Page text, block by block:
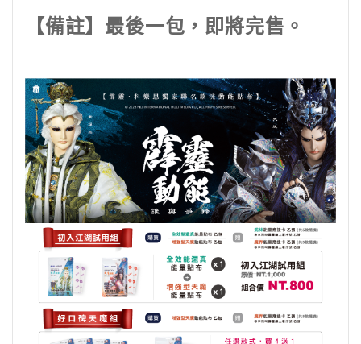
【備註】最後一包，即將完售。